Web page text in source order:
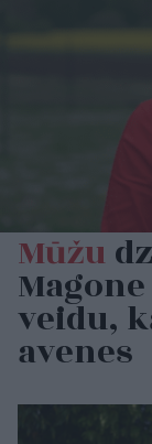
Mūžu
veidu,
avenes